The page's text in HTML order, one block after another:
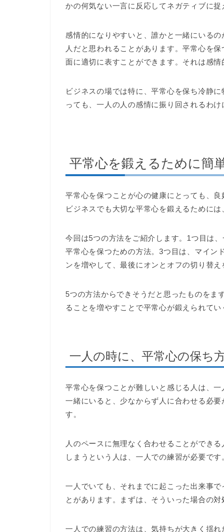
かの何気ない一言に反応してネガティブに捉
感情的になりやすいと、誰かと一緒にいる
人だと思われることがあります。平常心を
面に適切に表すことができます。それは感情
ビジネスの場では特に、平常心を保ち冷静
っても、一人の人の感情に振り回されるわけ
平常心を鍛えるために簡
平常心を保つことが心の健康にとっても、
ビジネスでも大切な平常心を鍛えるために
今回は5つの方法をご紹介します。1つ目は
平常心を保つための方法。3つ目は、マイン
ンを増やして、最後にオンとオフの切り替え
5つの方法からできそうだと思ったものをま
ることを増やすことで平常心が鍛えられてい
一人の時に、平常心の保ち
平常心を保つことが難しいと感じる人は、
一緒にいると、少なからず人に合わせる必
す。
人のペースに無理なく合わせることができ
しまうという人は、一人での練習が必要です
一人でいても、それまでに起こった出来事
とがあります。まずは、そういった場合の対
一人での練習の方法は、気持ちが大きく揺